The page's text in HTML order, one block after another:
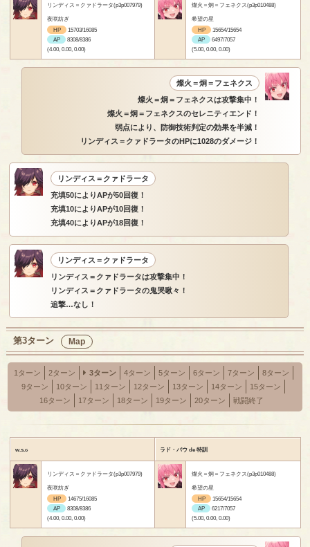
リンディス＝クァドラータ(p3p007979)
夜咲紡ぎ
HP
15703/16085
AP
8308/8386
(4.00, 0.00, 0.00)
燦火＝炯＝フェネクス(p3p010488)
希望の星
HP
15654/15654
AP
6497/7057
(5.00, 0.00, 0.00)
燦火＝炯＝フェネクス
燦火＝炯＝フェネクスは攻撃集中！
燦火＝炯＝フェネクスのセレニティエンド！
弱点により、防御技術判定の効果を半減！
リンディス＝クァドラータのHPに1028のダメージ！
リンディス＝クァドラータ
充填50によりAPが50回復！
充填10によりAPが10回復！
充填40によりAPが18回復！
リンディス＝クァドラータ
リンディス＝クァドラータは攻撃集中！
リンディス＝クァドラータの鬼哭啾々！
追撃…なし！
第3ターン Map
1ターン 2ターン 3ターン 4ターン 5ターン 6ターン 7ターン
8ターン
9ターン
10ターン 11ターン 12ターン 13ターン 14ターン
15ターン
16ターン
17ターン 18ターン 19ターン 20ターン 戦闘終了
w.s.c ラド・バウ de 特訓
リンディス＝クァドラータ(p3p007979)
夜咲紡ぎ
HP
14675/16085
AP
8308/8386
(4.00, 0.00, 0.00)
燦火＝炯＝フェネクス(p3p010488)
希望の星
HP
15654/15654
AP
6217/7057
(5.00, 0.00, 0.00)